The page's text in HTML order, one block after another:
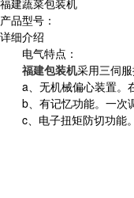
产品型号：
详细介绍
电气特点：
福建包装机采用三伺
a、无机械偏心装置。
b、有记忆功能。一次
c、电子扭矩防切功能